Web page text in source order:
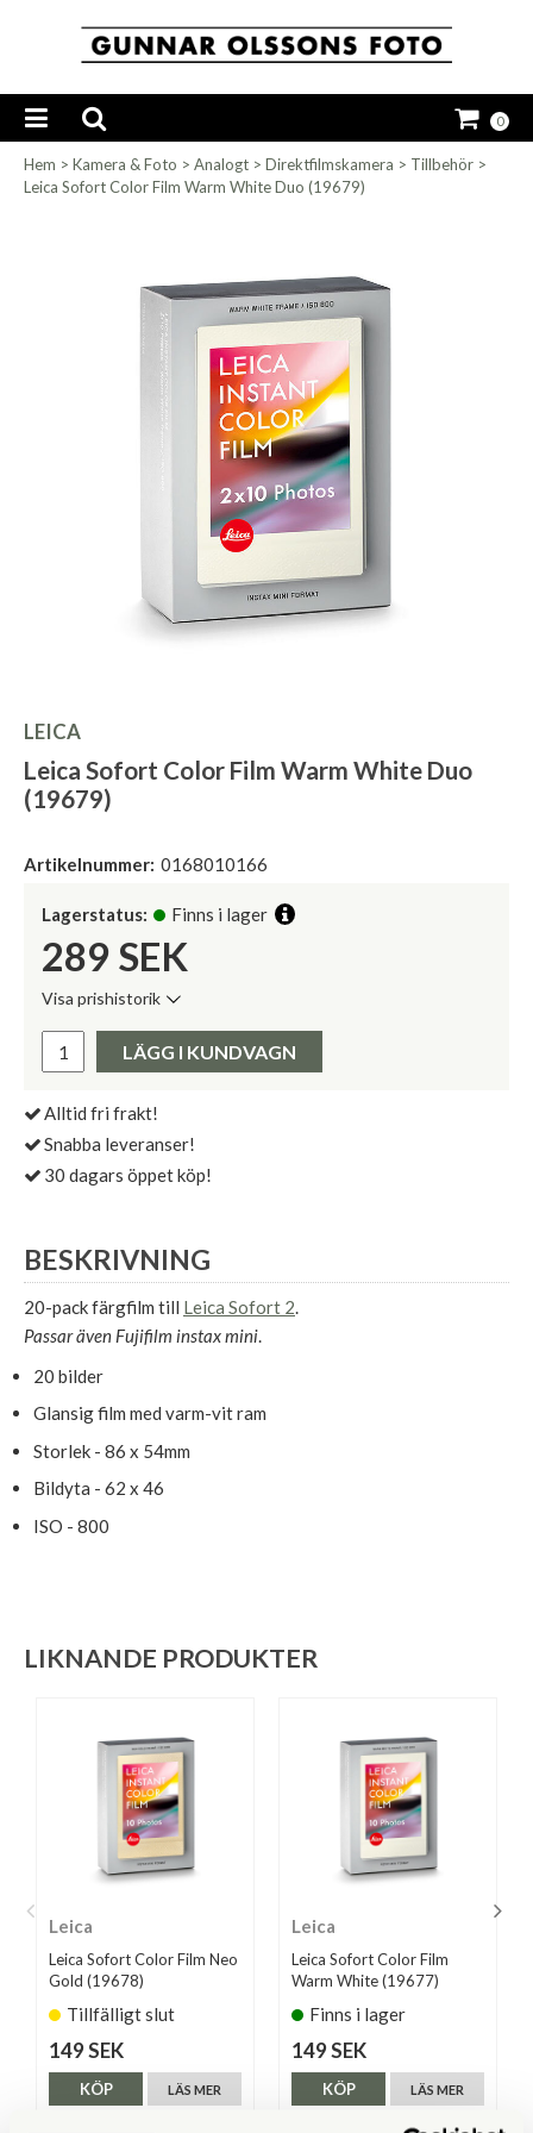
0
Hem > Kamera & Foto > Analogt > Direktfilmskamera > Tillbehör >
Leica Sofort Color Film Warm White Duo (19679)
LEICA
Leica Sofort Color Film Warm White Duo
(19679)
Artikelnummer: 0168010166
Lagerstatus: Finns i lager
289 SEK
Visa prishistorik
Pris:
LÄGG I KUNDVAGN
Alltid fri frakt!
Snabba leveranser!
30 dagars öppet köp!
BESKRIVNING
20-pack färgfilm till Leica Sofort 2.
Passar även Fujifilm instax mini.
20 bilder
Glansig film med varm-vit ram
Storlek - 86 x 54mm
Bildyta - 62 x 46
ISO - 800
LIKNANDE PRODUKTER
Leica
Leica Sofort Color Film Neo
Gold (19678)
Tillfälligt slut
149 SEK
LÄS MER
KÖP
Leica
Leica Sofort Color Film
Warm White (19677)
Finns i lager
149 SEK
LÄS MER
KÖP